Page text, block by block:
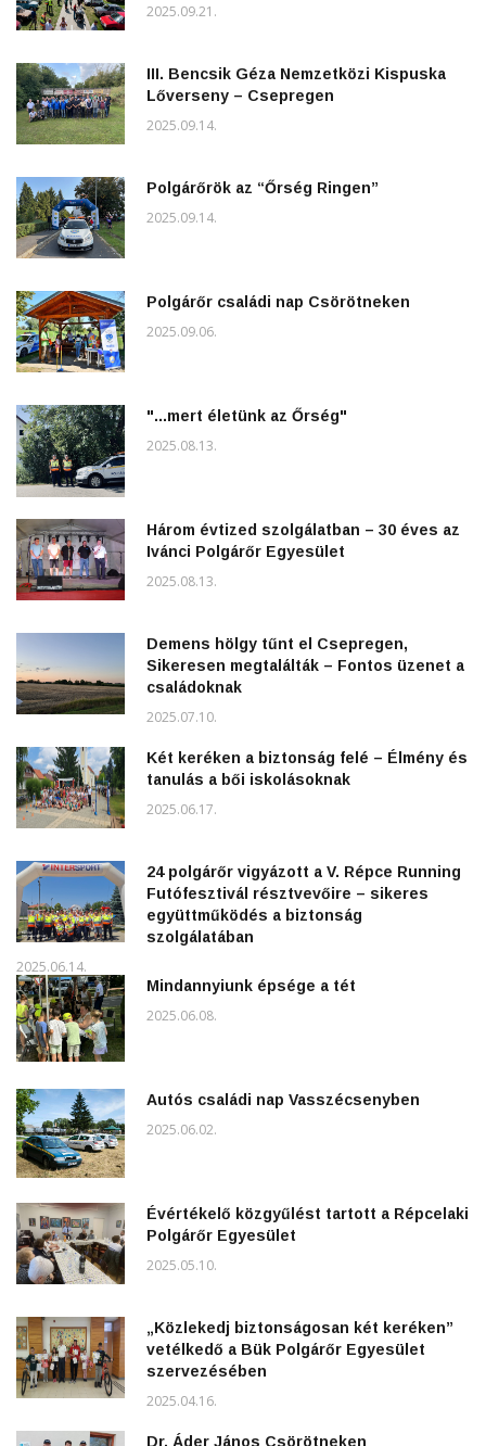
2025.09.21.
III. Bencsik Géza Nemzetközi Kispuska
Lőverseny – Csepregen
2025.09.14.
Polgárőrök az “Őrség Ringen”
2025.09.14.
Polgárőr családi nap Csörötneken
2025.09.06.
"...mert életünk az Őrség"
2025.08.13.
Három évtized szolgálatban – 30 éves az
Ivánci Polgárőr Egyesület
2025.08.13.
Demens hölgy tűnt el Csepregen,
Sikeresen megtalálták – Fontos üzenet a
családoknak
2025.07.10.
Két keréken a biztonság felé – Élmény és
tanulás a bői iskolásoknak
2025.06.17.
24 polgárőr vigyázott a V. Répce Running
Futófesztivál résztvevőire – sikeres
együttműködés a biztonság
szolgálatában
2025.06.14.
Mindannyiunk épsége a tét
2025.06.08.
Autós családi nap Vasszécsenyben
2025.06.02.
Évértékelő közgyűlést tartott a Répcelaki
Polgárőr Egyesület
2025.05.10.
„Közlekedj biztonságosan két keréken”
vetélkedő a Bük Polgárőr Egyesület
szervezésében
2025.04.16.
Dr. Áder János Csörötneken